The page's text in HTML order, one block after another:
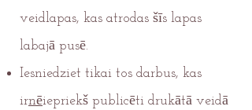
veidlapas, kas atrodas šīs lapas
labajā pusē.
Iesniedziet tikai tos darbus, kas
irnēiepriekš publicēti drukātā veidā